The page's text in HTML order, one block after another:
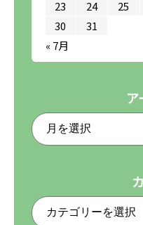
23
24 25
30
31
« 7月
ア